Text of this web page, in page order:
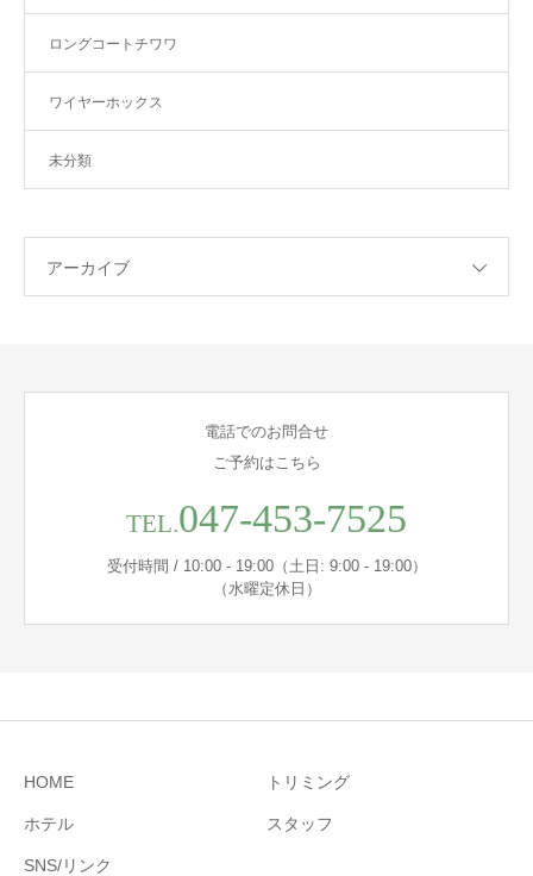
ロングコートチワワ
ワイヤーホックス
未分類
アーカイブ
電話でのお問合せ
ご予約はこちら
TEL.047-453-7525
受付時間 / 10:00 - 19:00（土日: 9:00 - 19:00）
（水曜定休日）
HOME トリミング
ホテル スタッフ
SNS/リンク